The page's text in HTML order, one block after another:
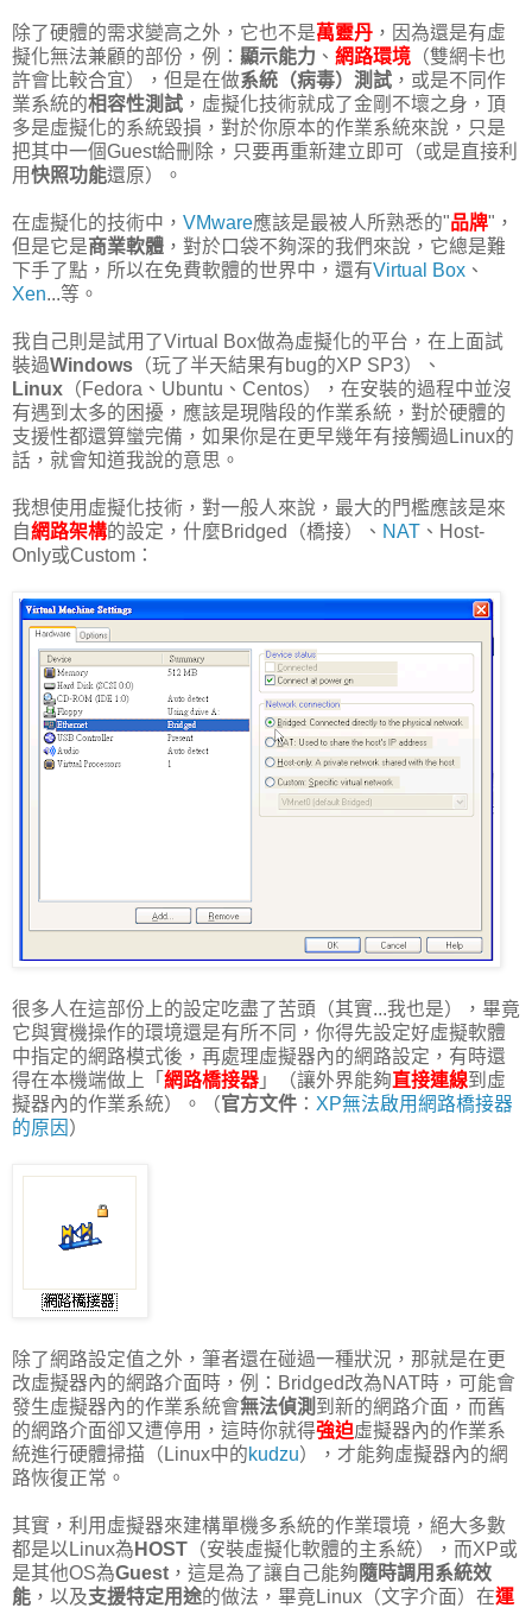
除了硬體的需求變高之外，它也不是萬靈丹 ，因為還是有虛
擬化無法兼顧的部份，例： 顯示能力 、 網路環境 （雙網卡也
許會比較合宜），但是在做系統（病毒）測試 ，或是不同作
業系統的相容性測試 ，虛擬化技術就成了金剛不壞之身，頂
多是虛擬化的系統毀損，對於你原本的作業系統來說，只是
把其中一個Guest給刪除，只要再重新建立即可（或是直接利
用快照功能還原）。
在虛擬化的技術中， VMware應該是最被人所熟悉的"品牌"，
但是它是商業軟體 ，對於口袋不夠深的我們來說，它總是難
下手了點，所以在免費軟體的世界中，還有Virtual Box 、
Xen...等。
我自己則是試用了Virtual Box做為虛擬化的平台，在上面試
裝過Windows （玩了半天結果有bug的XP SP3）、
Linux （Fedora、Ubuntu、Centos），在安裝的過程中並沒
有遇到太多的困擾，應該是現階段的作業系統，對於硬體的
支援性都還算蠻完備，如果你是在更早幾年有接觸過Linux的
話，就會知道我說的意思。
我想使用虛擬化技術，對一般人來說，最大的門檻應該是來
自網路架構的設定，什麼Bridged（橋接）、 NAT 、Host-
Only或Custom：
很多人在這部份上的設定吃盡了苦頭（其實...我也是），畢竟
它與實機操作的環境還是有所不同，你得先設定好虛擬軟體
中指定的網路模式後，再處理虛擬器內的網路設定，有時還
得在本機端做上「 網路橋接器 」（讓外界能夠直接連線到虛
擬器內的作業系統）。（官方文件 ： XP無法啟用網路橋接器
的原因 ）
除了網路設定值之外，筆者還在碰過一種狀況，那就是在更
改虛擬器內的網路介面時，例：Bridged改為NAT時，可能會
發生虛擬器內的作業系統會無法偵測 到新的網路介面，而舊
的網路介面卻又遭停用，這時你就得強迫虛擬器內的作業系
統進行硬體掃描（Linux中的kudzu），才能夠虛擬器內的網
路恢復正常。
其實，利用虛擬器來建構單機多系統的作業環境，絕大多數
都是以Linux為 HOST （安裝虛擬化軟體的主系統），而XP或
是其他OS為Guest ，這是為了讓自己能夠 隨時調用系統效
能 ，以及支援特定用途的做法，畢竟Linux（文字介面）在運